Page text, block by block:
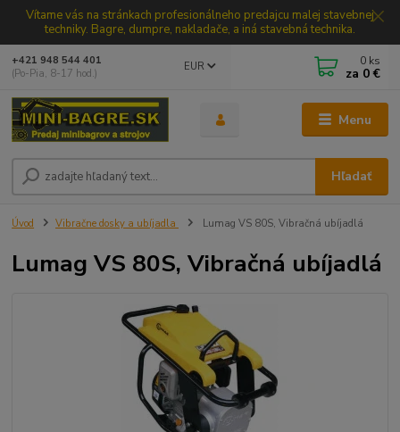
Vítame vás na stránkach profesionálneho predajcu malej stavebnej
techniky. Bagre, dumpre, nakladače, a iná stavebná technika.
Menu
EUR
Hľadať
+421 948 544 401
(Po-Pia, 8-17 hod.)
0 ks
za 0 €
Úvod Vibračne dosky a ubíjadla Lumag VS 80S, Vibračná ubíjadlá
Lumag VS 80S, Vibračná ubíjadlá